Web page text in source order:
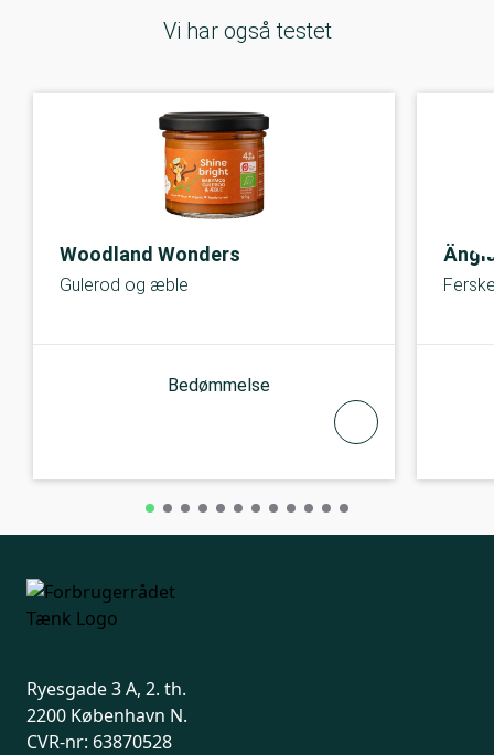
Vi har også testet
Woodland Wonders
Gulerod og æble
Bedømmelse
Ryesgade 3 A, 2. th.
2200 København N.
CVR-nr: 63870528